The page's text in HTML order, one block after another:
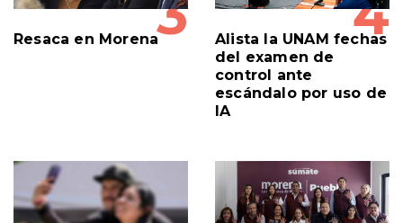
3
Resaca en Morena 4
Alista la UNAM fechas
del examen de
control ante
escándalo por uso de
IA